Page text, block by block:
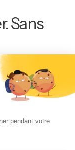
Sans
seule.
deux minutes.